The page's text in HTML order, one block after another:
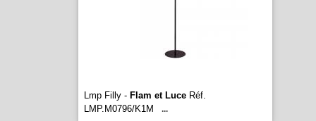
Lmp Filly - Flam et LuceRéf.
LMP.M0796/K1M
...